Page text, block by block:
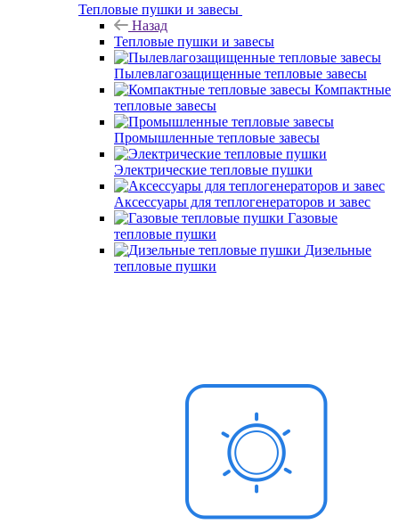
Тепловые пушки и завесы
Назад
Тепловые пушки и завесы
Пылевлагозащищенные тепловые завесы
Компактные
тепловые завесы
Промышленные тепловые завесы
Электрические тепловые пушки
Аксессуары для теплогенераторов и завес
Газовые
тепловые пушки
Дизельные
тепловые пушки